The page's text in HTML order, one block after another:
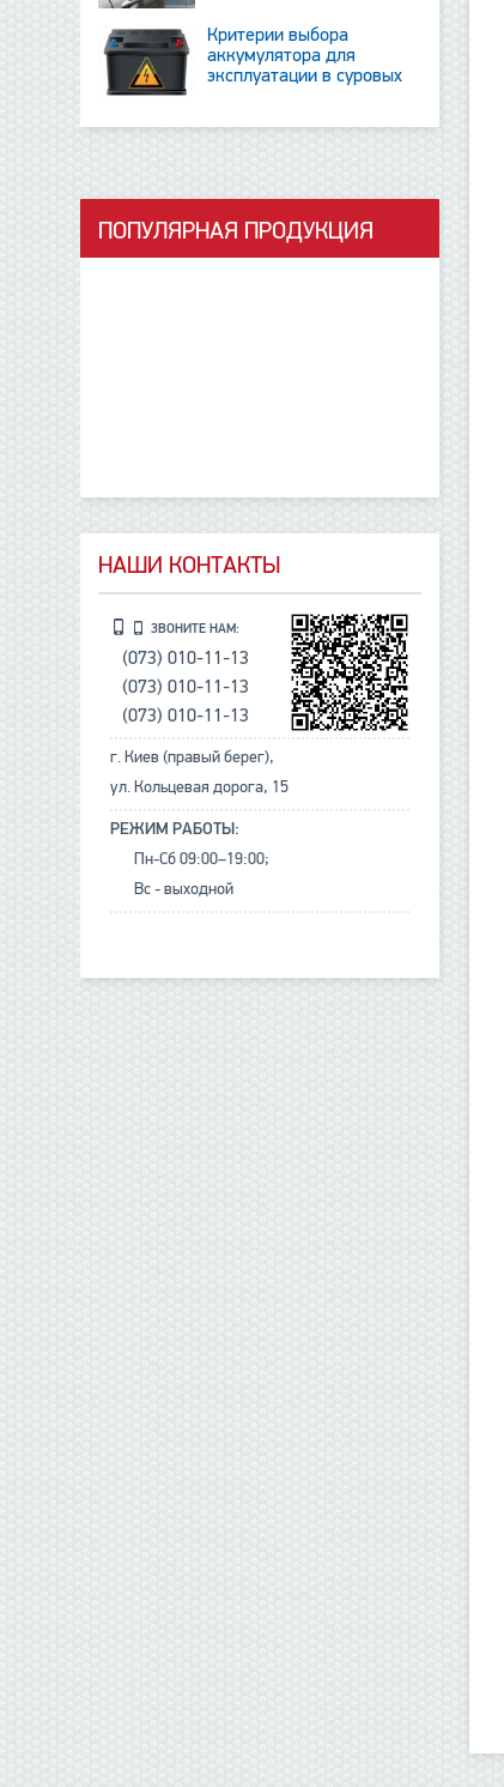
Критерии выбора
аккумулятора для
эксплуатации в суровых
ПОПУЛЯРНАЯ ПРОДУКЦИЯ
НАШИ КОНТАКТЫ
ЗВОНИТЕ НАМ:
(073) 010-11-13
(073) 010-11-13
(073) 010-11-13
г. Киев (правый берег),
ул. Кольцевая дорога, 15
РЕЖИМ РАБОТЫ:
Пн-Сб 09:00–19:00;
Вс - выходной